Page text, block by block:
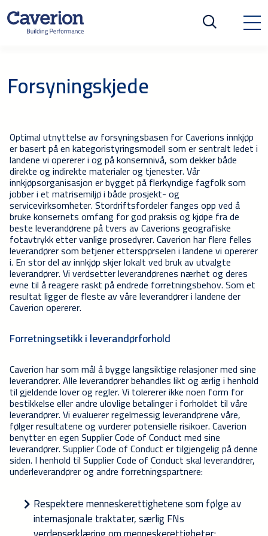
Forsyningskjede
Optimal utnyttelse av forsyningsbasen for Caverions innkjøp
er basert på en kategoristyringsmodell som er sentralt ledet i
landene vi opererer i og på konsernnivå, som dekker både
direkte og indirekte materialer og tjenester. Vår
innkjøpsorganisasjon er bygget på flerkyndige fagfolk som
jobber i et matrisemiljø i både prosjekt- og
servicevirksomheter. Stordriftsfordeler fanges opp ved å
bruke konsernets omfang for god praksis og kjøpe fra de
beste leverandørene på tvers av Caverions geografiske
fotavtrykk etter vanlige prosedyrer. Caverion har flere felles
leverandører som betjener etterspørselen i landene vi opererer
i. En stor del av innkjøp skjer lokalt ved bruk av utvalgte
leverandører. Vi verdsetter leverandørenes nærhet og deres
evne til å reagere raskt på endrede forretningsbehov. Som et
resultat ligger de fleste av våre leverandører i landene der
Caverion opererer.
Forretningsetikk i leverandørforhold
Caverion har som mål å bygge langsiktige relasjoner med sine
leverandører. Alle leverandører behandles likt og ærlig i henhold
til gjeldende lover og regler. Vi tolererer ikke noen form for
bestikkelse eller andre ulovlige betalinger i forholdet til våre
leverandører. Vi evaluerer regelmessig leverandørene våre,
følger resultatene og vurderer potensielle risikoer. Caverion
benytter en egen Supplier Code of Conduct med sine
leverandører. Supplier Code of Conduct er tilgjengelig på denne
siden. I henhold til Supplier Code of Conduct skal leverandører,
underleverandører og andre forretningspartnere:
Respektere menneskerettighetene som følge av
internasjonale traktater, særlig FNs